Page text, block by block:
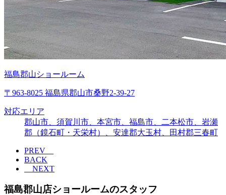
福島郡山ショールーム
〒963-8025 福島県郡山市桑野2-39-27
対応エリア
郡山市、須賀川市、本宮市、福島市、二本松市、岩瀬
郡（鏡石町・天栄村）、安達郡大玉村、田村郡三春町
PREV
BACK
NEXT
福島郡山店ショールームのスタッフ